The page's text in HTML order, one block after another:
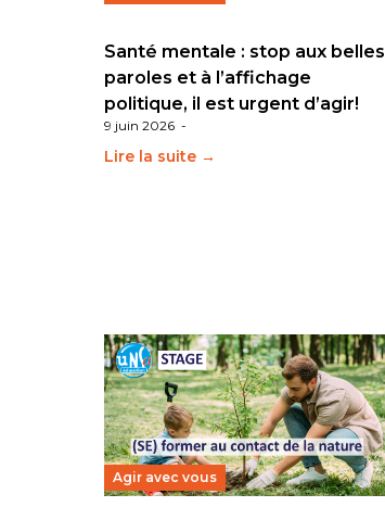
Santé mentale : stop aux belles
paroles et à l’affichage
politique, il est urgent d’agir!
9 juin 2026 -
Lire la suite →
Agir avec vous